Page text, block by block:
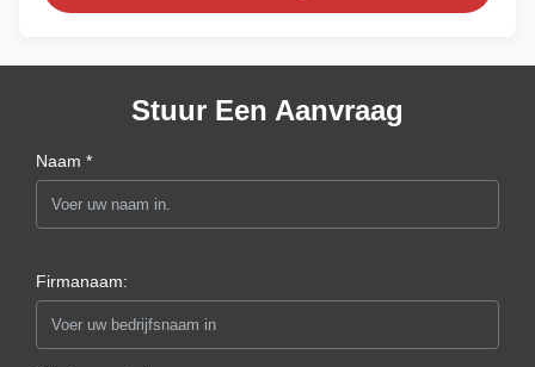
Stuur Een Aanvraag
Naam *
Firmanaam: